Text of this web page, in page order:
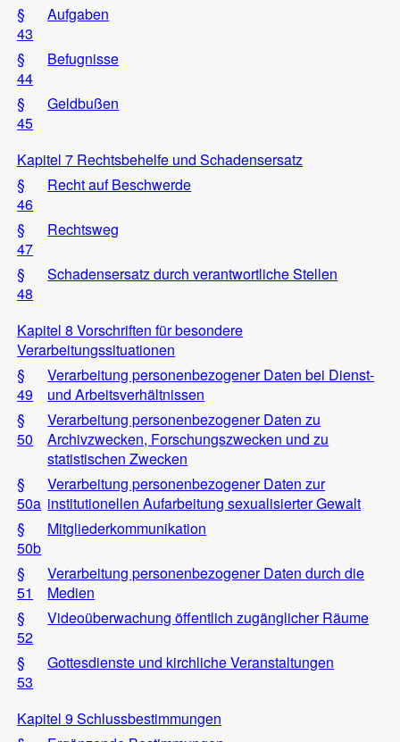
§
43
Aufgaben
§
44
Befugnisse
§
45
Geldbußen
Kapitel 7 Rechtsbehelfe und Schadensersatz
§
46
Recht auf Beschwerde
§
47
Rechtsweg
§
48
Schadensersatz durch verantwortliche Stellen
Kapitel 8 Vorschriften für besondere
Verarbeitungssituationen
§
49
Verarbeitung personenbezogener Daten bei Dienst-
und Arbeitsverhältnissen
§
50
Verarbeitung personenbezogener Daten zu
Archivzwecken, Forschungszwecken und zu
statistischen Zwecken
§
50a
Verarbeitung personenbezogener Daten zur
institutionellen Aufarbeitung sexualisierter Gewalt
§
50b
Mitgliederkommunikation
§
51
Verarbeitung personenbezogener Daten durch die
Medien
§
52
Videoüberwachung öffentlich zugänglicher Räume
§
53
Gottesdienste und kirchliche Veranstaltungen
Kapitel 9 Schlussbestimmungen